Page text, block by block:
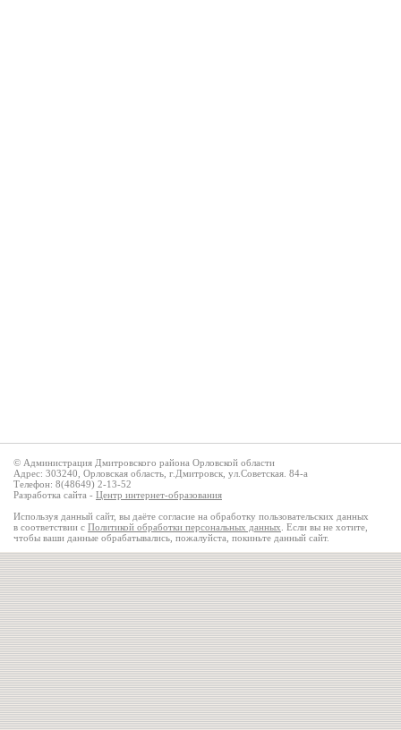
© Администрация Дмитровского района Орловской области
Адрес: 303240, Орловская область, г.Дмитровск, ул.Советская. 84-а
Телефон: 8(48649) 2-13-52
Разработка сайта - Центр интернет-образования
Используя данный сайт, вы даёте согласие на обработку пользовательских данных
в соответствии с Политикой обработки персональных данных . Если вы не хотите,
чтобы ваши данные обрабатывались, пожалуйста, покиньте данный сайт.